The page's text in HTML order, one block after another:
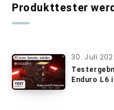
Produkttester
30. Juli
Enduro L6